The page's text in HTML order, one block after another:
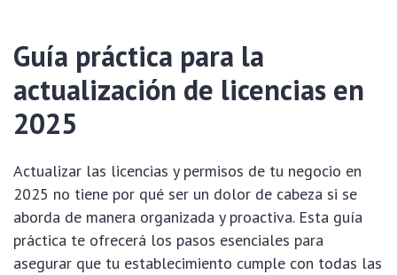
Guía práctica para la
actualización de licencias en
2025
Actualizar las licencias y permisos de tu negocio en
2025 no tiene por qué ser un dolor de cabeza si se
aborda de manera organizada y proactiva. Esta guía
práctica te ofrecerá los pasos esenciales para
asegurar que tu establecimiento cumple con todas las